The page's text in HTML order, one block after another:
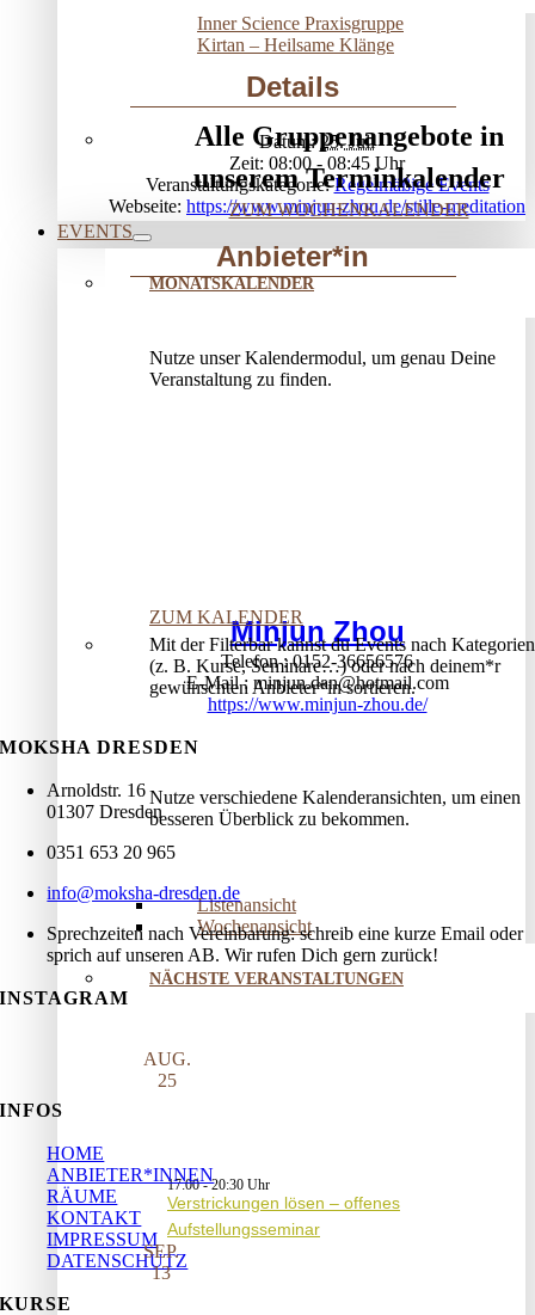
Inner Science Praxisgruppe
Kirtan – Heilsame Klänge
Alle Gruppenangebote in
unserem Terminkalender
ZUM WOCHENKALENDER
EVENTS
MONATSKALENDER
Nutze unser Kalendermodul, um genau Deine
Veranstaltung zu finden.
ZUM KALENDER
Mit der Filterbar kannst du Events nach Kategorien
(z. B. Kurse, Seminare…) oder nach deinem*r
gewünschten Anbieter*in sortieren.
Nutze verschiedene Kalenderansichten, um einen
besseren Überblick zu bekommen.
Listenansicht
Wochenansicht
NÄCHSTE VERANSTALTUNGEN
AUG.
25
17:00-20:30
Verstrickungen lösen – offenes
Aufstellungsseminar
SEP.
13
Details
Datum: 25. Juli
Zeit: 08:00 - 08:45
Veranstaltungskategorie: Regelmäßige Events
Webseite: https://www.minjun-zhou.de/stille-meditation
Anbieter*in
Minjun Zhou
Telefon 0152-36656576
E-Mail minjun.dan@hotmail.com
https://www.minjun-zhou.de/
MOKSHA DRESDEN
Arnoldstr. 16
01307 Dresden
0351 653 20 965
info@moksha-dresden.de
Sprechzeiten nach Vereinbarung: schreib eine kurze Email oder
sprich auf unseren AB. Wir rufen Dich gern zurück!
INSTAGRAM
INFOS
HOME
ANBIETER*INNEN
RÄUME
KONTAKT
IMPRESSUM
DATENSCHUTZ
KURSE